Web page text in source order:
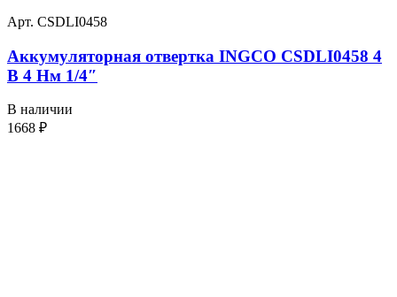
Арт. CSDLI0458
Аккумуляторная отвертка INGCO CSDLI0458 4
В 4 Нм 1/4″
В наличии
1668 ₽